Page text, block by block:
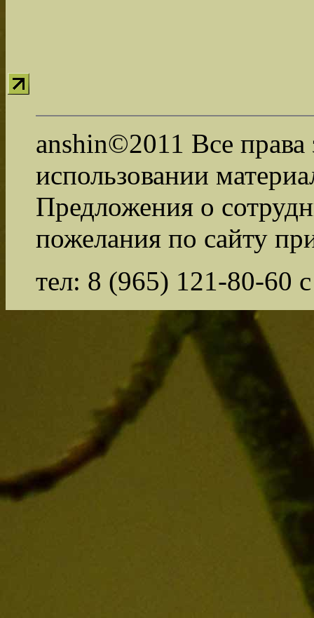
anshin©2011 Все
использовании
Предложения о
пожелания по сайту
тел: 8 (965) 121-80-60